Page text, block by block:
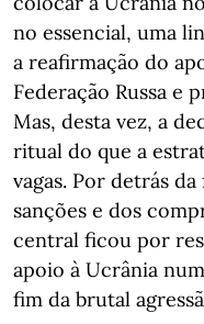
no essencial, uma
a reafirmação do
Federação Russa e
Mas, desta vez, a
ritual do que a
vagas. Por detrás
sanções e dos
central ficou por
apoio à Ucrânia
fim da brutal